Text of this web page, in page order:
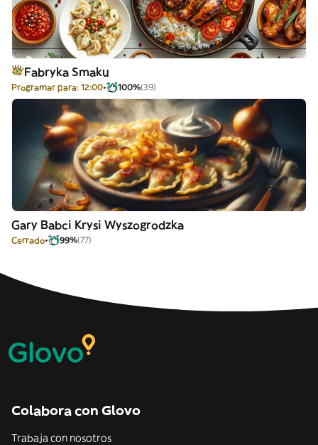
Fabryka Smaku
Programar para: 12:00 100%(39)
Gary Babci Krysi Wyszogrodzka
Cerrado 99%(77)
Colabora con Glovo
Trabaja con nosotros